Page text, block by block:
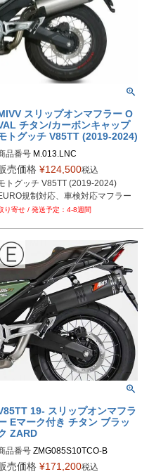
スリップオンマフラー O
チタン/カーボンキャップ
トグッチ V85TT (2019-2024)
品番号 M.013.LNC
売価格 ¥124,500税込
トグッチ V85TT (2019-2024)
規制対応、車検対応マフラー
4-8週間
19- スリップオンマフラ
Eマーク付き チタン ブラッ
ZARD
品番号 ZMG085S10TCO-B
売価格 ¥171,200税込